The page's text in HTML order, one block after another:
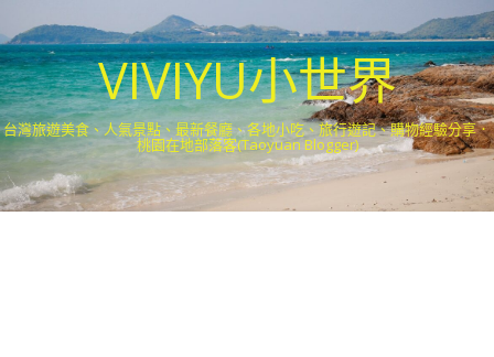
VIVIYU小世界
台灣旅遊美食、人氣景點、最新餐廳、各地小吃、旅行遊記、購物經驗分享．
桃園在地部落客(Taoyuan Blogger)